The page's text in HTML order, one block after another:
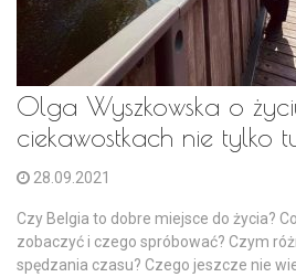
Olga Wyszkowska o
ciekawostkach nie tylko
28.09.2021
Czy Belgia to dobre miejsce do życia?
zobaczyć i czego spróbować? Czym
spędzania czasu? Czego jeszcze nie